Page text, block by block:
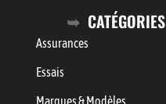
CATÉGORIES
Assurances
Essais
Marques & Modèles